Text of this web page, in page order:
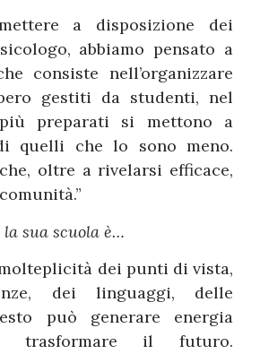
a disposizione dei
abbiamo pensato a
consiste nell’organizzare
gestiti da studenti, nel
preparati si mettono a
quelli che lo sono meno.
oltre a rivelarsi efficace,
sua scuola è…
molteplicità dei punti di vista,
dei linguaggi, delle
può generare energia
trasformare il futuro.